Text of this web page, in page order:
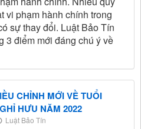
vi phạm hành chính trong
sự thay đổi. Luật Bảo Tín
3 điểm mới đáng chú ý về
CHỈNH MỚI VỀ TUỔI
HƯU NĂM 2022
Luật Bảo Tín